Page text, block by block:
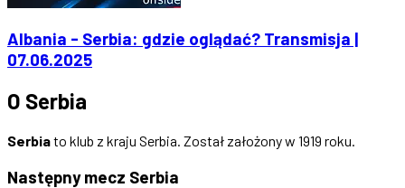
Albania - Serbia: gdzie oglądać? Transmisja |
07.06.2025
O Serbia
Serbiato klub z kraju Serbia. Został założony w 1919 roku.
Następny mecz Serbia